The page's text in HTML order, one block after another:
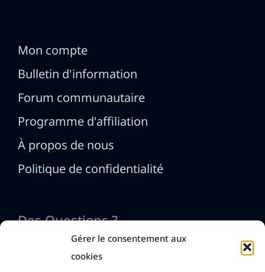
Gérer le consentement aux
cookies
Mon compte
Bulletin d'information
Forum communautaire
Programme d'affiliation
À propos de nous
Politique de confidentialité
Des Questions ?